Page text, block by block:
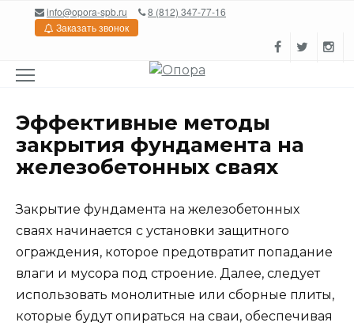
Перейтиinfo@opora-spb.ru
8 (812) 347-77-16
Заказать звонок
Эффективные методы
закрытия фундамента на
железобетонных сваях
Закрытие фундамента на железобетонных
сваях начинается с установки защитного
ограждения, которое предотвратит попаданиe
влаги и мусора под строение. Далее, следует
использовать монолитные или сборные плиты,
которые будут опираться на сваи, обеспечивая